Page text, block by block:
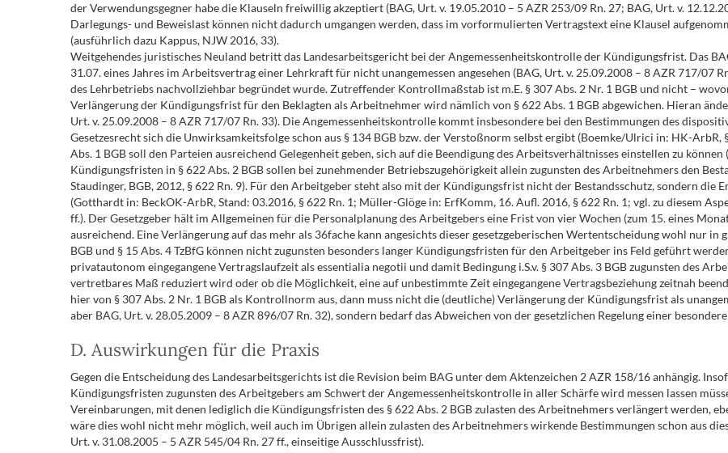
der Verwendungsgegner habe die Klauseln freiwillig akzeptiert (BAG, Urt. v. 19.05.2010 – 5 AZR 253/09 Rn. 27; BAG, Urt. v.
Darlegungs- und Beweislast können nicht dadurch umgangen werden, dass im vorformulierten Vertragstext eine Klausel
(ausführlich dazu Kappus, NJW 2016, 33).
Weitgehendes juristisches Neuland betritt das Landesarbeitsgericht bei der Angemessenheitskontrolle der Kündigungsfrist. Das
31.07. eines Jahres im Arbeitsvertrag einer Lehrkraft für nicht unangemessen angesehen (BAG, Urt. v. 25.09.2008 – 8 AZR 717/07
des Lehrbetriebs nachvollziehbar begründet wurde. Zutreffender Kontrollmaßstab ist m.E. § 307 Abs. 2 Nr. 1 BGB und nicht –
Verlängerung der Kündigungsfrist für den Beklagten als Arbeitnehmer wird nämlich von § 622 Abs. 1 BGB abgewichen. Hieran
Urt. v. 25.09.2008 – 8 AZR 717/07 Rn. 33). Die Angemessenheitskontrolle kommt insbesondere bei den Bestimmungen des
Gesetzesrecht sich die Unwirksamkeitsfolge schon aus § 134 BGB bzw. der Verstoßnorm selbst ergibt (Boemke/Ulrici in: HK-ArbR,
Abs. 1 BGB soll den Parteien ausreichend Gelegenheit geben, sich auf die Beendigung des Arbeitsverhältnisses einstellen zu
Kündigungsfristen in § 622 Abs. 2 BGB sollen bei zunehmender Betriebszugehörigkeit allein zugunsten des Arbeitnehmers den
Staudinger, BGB, 2012, § 622 Rn. 9). Für den Arbeitgeber steht also mit der Kündigungsfrist nicht der Bestandsschutz, sondern
(Gotthardt in: BeckOK-ArbR, Stand: 03.2016, § 622 Rn. 1; Müller-Glöge in: ErfKomm, 16. Aufl. 2016, § 622 Rn. 1; vgl. zu diesem
ff.). Der Gesetzgeber hält im Allgemeinen für die Personalplanung des Arbeitgebers eine Frist von vier Wochen (zum 15. eines
ausreichend. Eine Verlängerung auf das mehr als 36fache kann angesichts dieser gesetzgeberischen Wertentscheidung wohl nur
BGB und § 15 Abs. 4 TzBfG können nicht zugunsten besonders langer Kündigungsfristen für den Arbeitgeber ins Feld geführt
privatautonom eingegangene Vertragslaufzeit als essentialia negotii und damit Bedingung i.S.v. § 307 Abs. 3 BGB zugunsten des
vertretbares Maß reduziert wird oder ob die Möglichkeit, eine auf unbestimmte Zeit eingegangene Vertragsbeziehung zeitnah
hier von § 307 Abs. 2 Nr. 1 BGB als Kontrollnorm aus, dann muss nicht die (deutliche) Verlängerung der Kündigungsfrist als
aber BAG, Urt. v. 28.05.2009 – 8 AZR 896/07 Rn. 32), sondern bedarf das Abweichen von der gesetzlichen Regelung einer
D. Auswirkungen für die Praxis
Gegen die Entscheidung des Landesarbeitsgerichts ist die Revision beim BAG unter dem Aktenzeichen 2 AZR 158/16 anhängig.
Kündigungsfristen zugunsten des Arbeitgebers am Schwert der Angemessenheitskontrolle in aller Schärfe wird messen lassen
Vereinbarungen, mit denen lediglich die Kündigungsfristen des § 622 Abs. 2 BGB zulasten des Arbeitnehmers verlängert werden,
wäre dies wohl nicht mehr möglich, weil auch im Übrigen allein zulasten des Arbeitnehmers wirkende Bestimmungen schon aus
Urt. v. 31.08.2005 – 5 AZR 545/04 Rn. 27 ff., einseitige Ausschlussfrist).